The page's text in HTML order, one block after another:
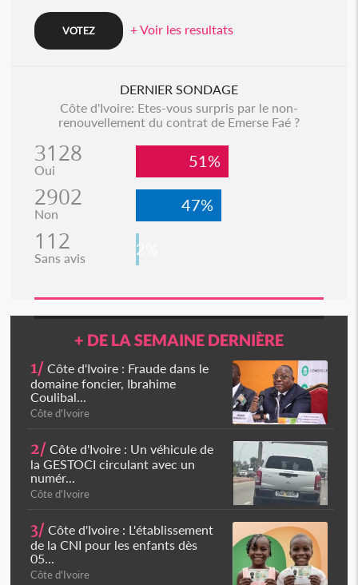
+ Voir les resultats
DERNIER SONDAGE
Côte d'Ivoire: Etes-vous surpris par le non-
renouvellement du contrat de Emerse Faé ?
3128
Oui 51%
2902
Non 47%
112
Sans avis 2%
+ DE LA SEMAINE DERNIÈRE
1/ Côte d'Ivoire : Fraude dans le
domaine foncier, Ibrahime
Coulibal...
Côte d'Ivoire
2/ Côte d'Ivoire : Un véhicule de
la GESTOCI circulant avec un
numér...
Côte d'Ivoire
3/ Côte d'Ivoire : L'établissement
de la CNI pour les enfants dès
05...
Côte d'Ivoire